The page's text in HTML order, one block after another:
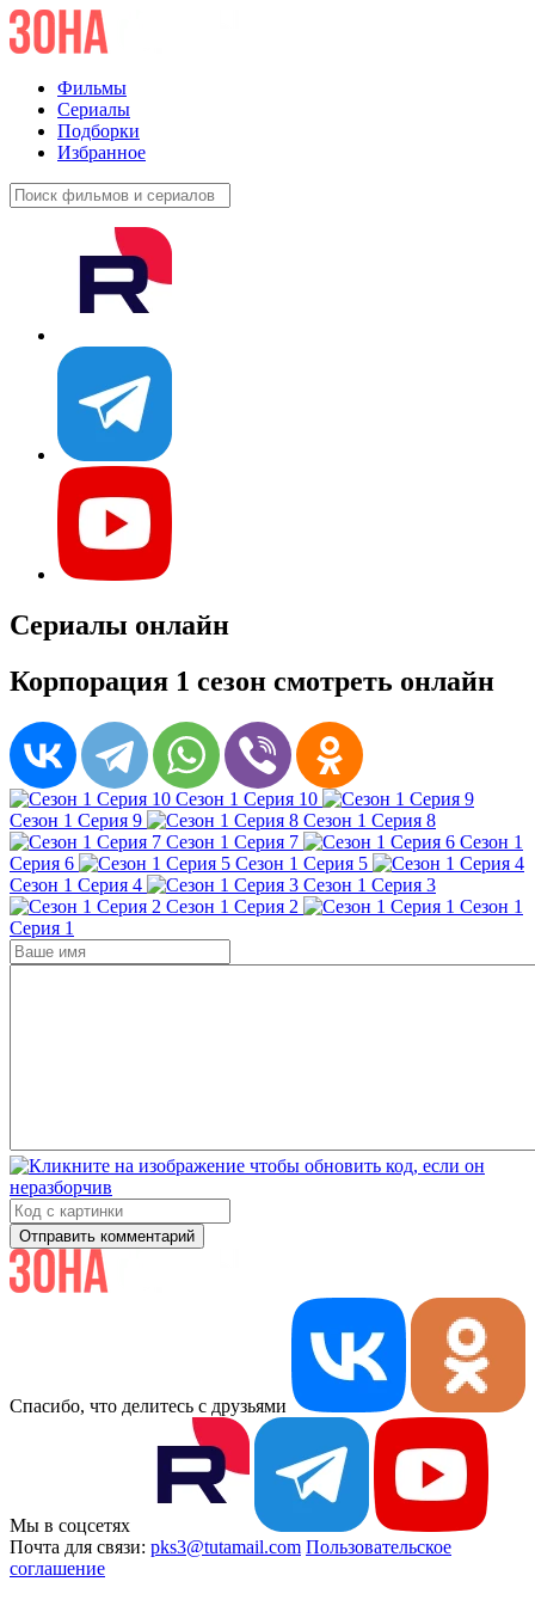
Фильмы
Сериалы
Подборки
Избранное
Сериалы онлайн
Корпорация 1 сезон смотреть онлайн
Сезон 1 Серия 10
Сезон 1 Серия 9
Сезон 1 Серия 8
Сезон 1 Серия 7
Сезон 1
Серия 6
Сезон 1 Серия 5
Сезон 1 Серия 4
Сезон 1 Серия 3
Сезон 1 Серия 2
Сезон 1
Серия 1
Отправить комментарий
Спасибо, что делитесь с друзьями
Мы в соцсетях
Почта для связи: pks3@tutamail.com Пользовательское
соглашение